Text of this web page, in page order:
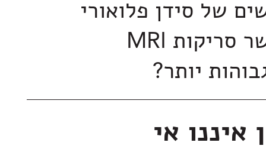
של סידן פלואורי
עשויים לאפשר סריקות MRI
יותר?
איננו אי